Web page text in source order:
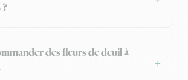
des fleurs de deuil à